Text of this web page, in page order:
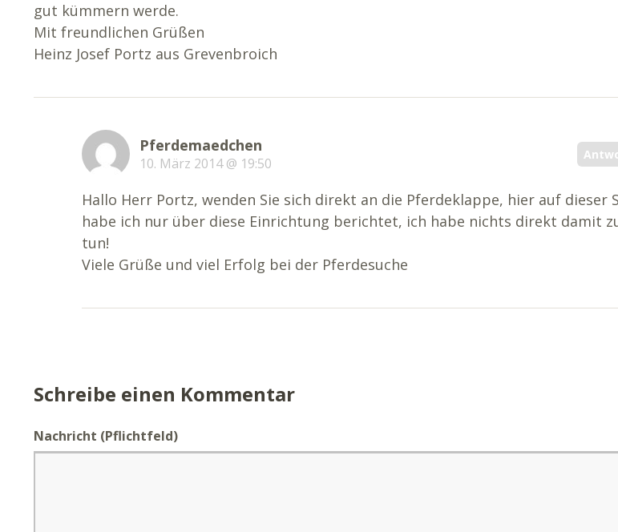
gut kümmern werde.
Mit freundlichen Grüßen
Heinz Josef Portz aus Grevenbroich
Pferdemaedchen
10. März 2014 @ 19:50
Hallo Herr Portz, wenden Sie sich direkt an die Pferdeklappe, hier auf dieser
habe ich nur über diese Einrichtung berichtet, ich habe nichts direkt damit
tun!
Viele Grüße und viel Erfolg bei der Pferdesuche
Schreibe einen Kommentar
Nachricht (Pflichtfeld)